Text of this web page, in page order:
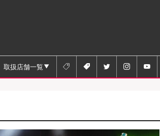
取扱店舗一覧     